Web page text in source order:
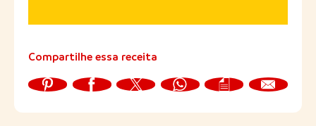
Compartilhe essa receita